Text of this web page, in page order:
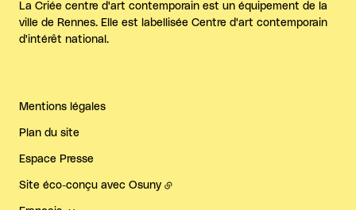
La Criée centre d'art contemporain est un équipement de la
ville de Rennes. Elle est labellisée Centre d'art contemporain
d'intérêt national.
Mentions légales
Plan du site
Espace Presse
Site éco-conçu avec Osuny